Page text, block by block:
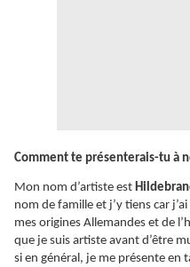
Comment te présenterais-tu à
Mon nom d’artiste est
nom de famille et j’y tiens car
mes origines Allemandes et de
que je suis artiste avant d’être
si en général, je me présente en